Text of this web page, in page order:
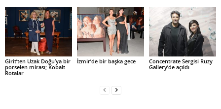
Girit’ten Uzak Doğu’ya bir
porselen mirası; Kobalt
Rotalar
İzmir’de bir başka gece
Concentrate Sergisi Ruzy
Gallery’de açıldı